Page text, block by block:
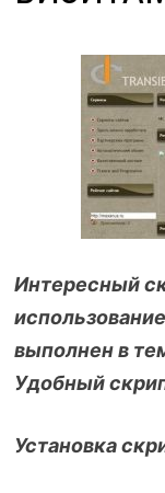
Интересный
выполнен в
Удобный
Установка